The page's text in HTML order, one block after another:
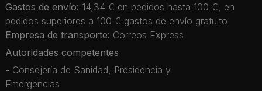
Gastos de envío: 14,34 € en pedidos hasta 100 €, en
pedidos superiores a 100 € gastos de envío gratuito
Empresa de transporte: Correos Express
Autoridades competentes
- Consejería de Sanidad, Presidencia y
Emergencias